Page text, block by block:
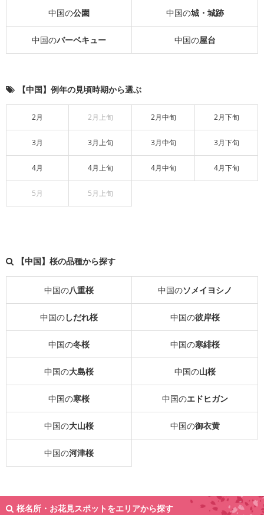
中国の公園 中国の城・城跡
中国のバーベキュー 中国の屋台
【中国】例年の見頃時期から選ぶ
2月 2月上旬 2月中旬 2月下旬
3月 3月上旬 3月中旬 3月下旬
4月 4月上旬 4月中旬 4月下旬
5月 5月上旬
【中国】桜の品種から探す
中国の八重桜 中国のソメイヨシノ
中国のしだれ桜 中国の彼岸桜
中国の冬桜 中国の寒緋桜
中国の大島桜 中国の山桜
中国の寒桜 中国のエドヒガン
中国の大山桜 中国の御衣黄
中国の河津桜
桜名所・お花見スポットをエリアから探す